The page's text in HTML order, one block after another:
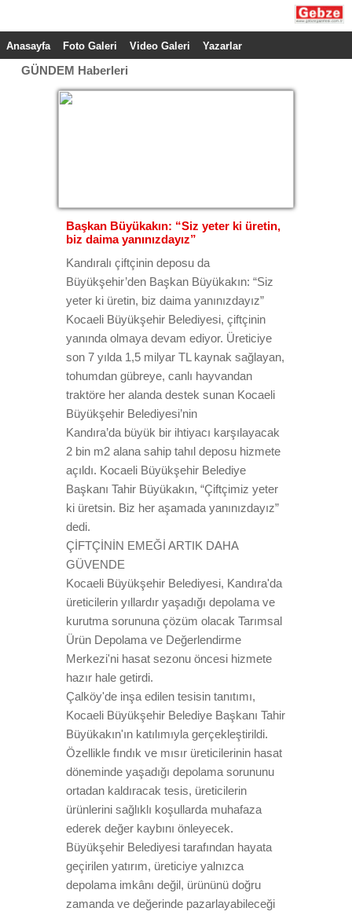
Anasayfa Foto Galeri Video Galeri Yazarlar
GÜNDEM Haberleri
Başkan Büyükakın: “Siz yeter ki üretin,
biz daima yanınızdayız”
Kandıralı çiftçinin deposu da
Büyükşehir’den Başkan Büyükakın: “Siz
yeter ki üretin, biz daima yanınızdayız”
Kocaeli Büyükşehir Belediyesi, çiftçinin
yanında olmaya devam ediyor. Üreticiye
son 7 yılda 1,5 milyar TL kaynak sağlayan,
tohumdan gübreye, canlı hayvandan
traktöre her alanda destek sunan Kocaeli
Büyükşehir Belediyesi’nin
Kandıra’da büyük bir ihtiyacı karşılayacak
2 bin m2 alana sahip tahıl deposu hizmete
açıldı. Kocaeli Büyükşehir Belediye
Başkanı Tahir Büyükakın, “Çiftçimiz yeter
ki üretsin. Biz her aşamada yanınızdayız”
dedi.
ÇİFTÇİNİN EMEĞİ ARTIK DAHA
GÜVENDE
Kocaeli Büyükşehir Belediyesi, Kandıra'da
üreticilerin yıllardır yaşadığı depolama ve
kurutma sorununa çözüm olacak Tarımsal
Ürün Depolama ve Değerlendirme
Merkezi'ni hasat sezonu öncesi hizmete
hazır hale getirdi.
Çalköy'de inşa edilen tesisin tanıtımı,
Kocaeli Büyükşehir Belediye Başkanı Tahir
Büyükakın'ın katılımıyla gerçekleştirildi.
Özellikle fındık ve mısır üreticilerinin hasat
döneminde yaşadığı depolama sorununu
ortadan kaldıracak tesis, üreticilerin
ürünlerini sağlıklı koşullarda muhafaza
ederek değer kaybını önleyecek.
Büyükşehir Belediyesi tarafından hayata
geçirilen yatırım, üreticiye yalnızca
depolama imkânı değil, ürününü doğru
zamanda ve değerinde pazarlayabileceği